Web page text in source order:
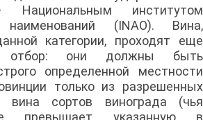
Национальным институтом
наименований (INAO). Вина,
категории, проходят еще
отбор: они должны быть
определенной местности
только из разрешенных
сортов винограда (чья
превышает указанную в